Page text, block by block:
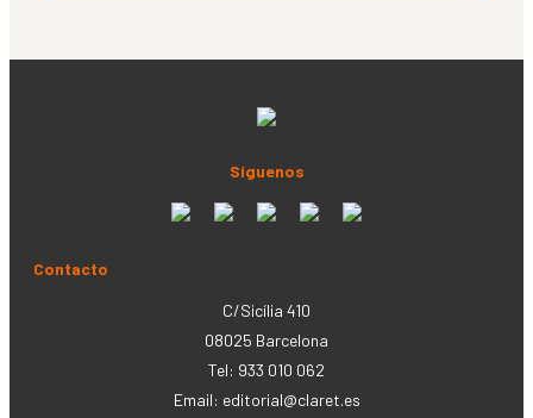
Síguenos
Contacto
C/Sicília 410
08025 Barcelona
Tel: 933 010 062
Email: editorial@claret.es